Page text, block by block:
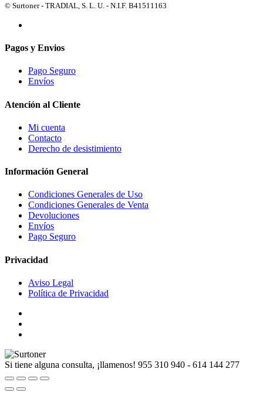
© Surtoner - TRADIAL, S. L. U. - N.I.F. B41511163
Pagos y Envios
Pago Seguro
Envíos
Atención al Cliente
Mi cuenta
Contacto
Derecho de desistimiento
Información General
Condiciones Generales de Uso
Condiciones Generales de Venta
Devoluciones
Envíos
Pago Seguro
Privacidad
Aviso Legal
Política de Privacidad
Si tiene alguna consulta, ¡llamenos! 955 310 940 - 614 144 277